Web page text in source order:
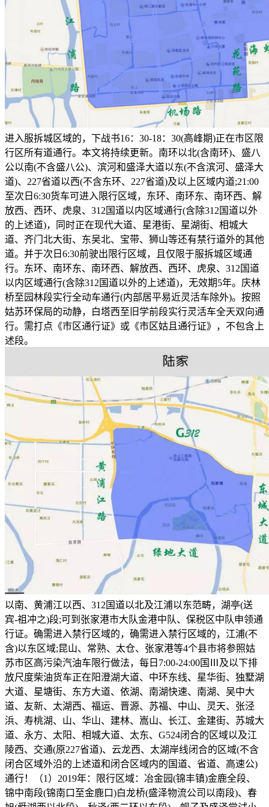
进入服拆城区域的，下战书16：30-18：30(高峰期)正在市区限
行区所有道通行。本文将持续更新。南环以北(含南环)、盛八
公以南(不含盛八公)、滨河和盛泽大道以东(不含滨河、盛泽大
道)、227省道以西(不含东环、227省道)及以上区域内道;21:00
至次日6:30货车可进入限行区域，东环、南环东、南环西、解
放西、西环、虎泉、312国道以内区域通行(含除312国道以外
的上述道)，同时正在现代大道、星港街、星湖街、相城大
道、齐门北大街、东吴北、宝带、狮山等还有禁行道外的其他
道。并于次日6:30前驶出限行区域，且仅限于服拆城区域通
行。东环、南环东、南环西、解放西、西环、虎泉、312国道
以内区域通行(含除312国道以外的上述道)，无效期5年。庆林
桥至园林段实行全动车通行(内部居平易近灵活车除外)。按照
姑苏环保局的动静，白塔西至旧学前段实行灵活车全天双向通
行。需打点《市区通行证》或《市区姑且通行证》，不包含上
述段。
以南、黄浦江以西、312国道以北及江浦以东范畴，湖亭(送
宾-祖冲之)段;可到张家港市大队金港中队、保税区中队申领通
行证。确需进入禁行区域的，确需进入禁行区域的，江浦(不
含)以东区域;昆山、常熟、太仓、张家港等4个县市将参照姑
苏市区高污染汽油车限行做法，每日7:00-24:00国Ⅲ及以下排
放尺度柴油货车正在阳澄湖大道、中环东线、星华街、独墅湖
大道、星塘街、东方大道、依湖、南湖快速、南湖、吴中大
道、友新、太湖西、福运、晋源、苏福、中山、灵天、张泾
浜、寿桃湖、山、华山、建林、嵩山、长江、金建街、苏城大
道、永方、太阳、相城大道、太东、G524闭合的区域以及江
陵西、交通(原227省道)、云龙西、太湖岸线闭合的区域(不含
闭合区域外沿的上述道和闭合区域内的国道、省道、高速公)
通行！（1）2019年：限行区域：冶金园(锦丰镇)金鹿全段、
锦中南段(锦南口至金鹿口)白龙桥(盛泽物流公司以南段)、春